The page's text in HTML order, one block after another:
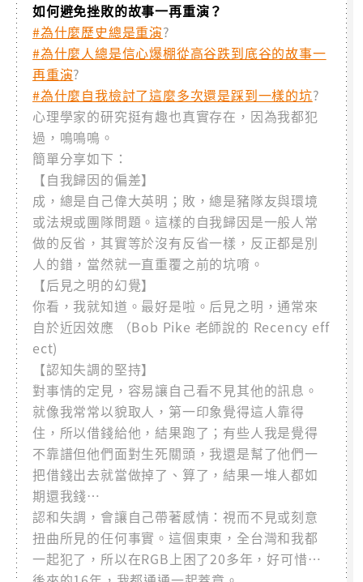
如何避免挫敗的故事一再重演？
#為什麼歷史總是重演?
#為什麼人總是信心爆棚從高谷跌到底谷的故事一
再重演?
#為什麼自我檢討了這麼多次還是踩到一樣的坑?
心理學家的研究挺有趣也真實存在，因為我都犯
過，鳴鳴鳴。
簡單分享如下：
【自我歸因的偏差】
成，總是自己偉大英明；敗，總是豬隊友與環境
或法規或團隊問題。這樣的自我歸因是一般人常
做的反省，其實等於沒有反省一樣，反正都是別
人的錯，當然就一直重覆之前的坑唷。
【后見之明的幻覺】
你看，我就知道。最好是啦。后見之明，通常來
自於近因效應 （Bob Pike 老師說的 Recency eff
ect)
【認知失調的堅持】
對事情的定見，容易讓自己看不見其他的訊息。
就像我常常以貌取人，第一印象覺得這人靠得
住，所以借錢給他，結果跑了；有些人我是覺得
不靠譜但他們面對生死關頭，我還是幫了他們一
把借錢出去就當做掉了、算了，結果一堆人都如
期還我錢…
認和失調，會讓自己帶著感情：視而不見或刻意
扭曲所見的任何事實。這個東東，全台灣和我都
一起犯了，所以在RGB上困了20多年，好可惜…